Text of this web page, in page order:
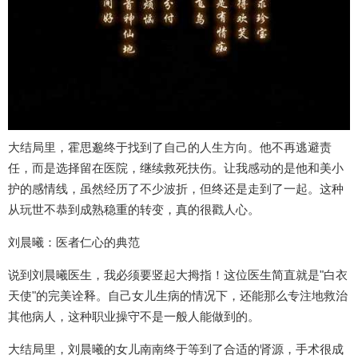
大结局里，霍思邈终于找到了自己的人生方向。他不再逃避责
任，而是选择留在医院，继续救死扶伤。让我感动的是他和美小
护的感情线，虽然经历了不少波折，但终还是走到了一起。这种
从玩世不恭到成熟稳重的转变，真的很戳人心。
刘晨曦：医者仁心的典范
说到刘晨曦医生，我必须要竖起大拇指！这位医生简直就是"白衣
天使"的完美诠释。自己女儿生病的情况下，还能那么专注地救治
其他病人，这种职业操守不是一般人能做到的。
大结局里，刘晨曦的女儿南南终于等到了合适的肾源，手术很成